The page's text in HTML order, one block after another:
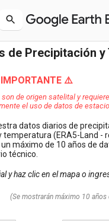
de Precipitación
⚠️
de origen satelital y
el uso de datos de
datos diarios de
temperatura (ERA5-Land
máximo de 10 años de
técnico.
y haz clic en el mapa o
(Se mostrarán máximo 10